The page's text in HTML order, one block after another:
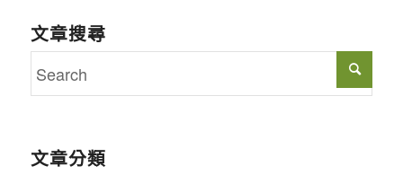
文章搜尋
文章分類